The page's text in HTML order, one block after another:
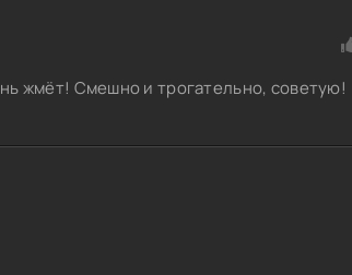
жмёт! Смешно и трогательно, советую!